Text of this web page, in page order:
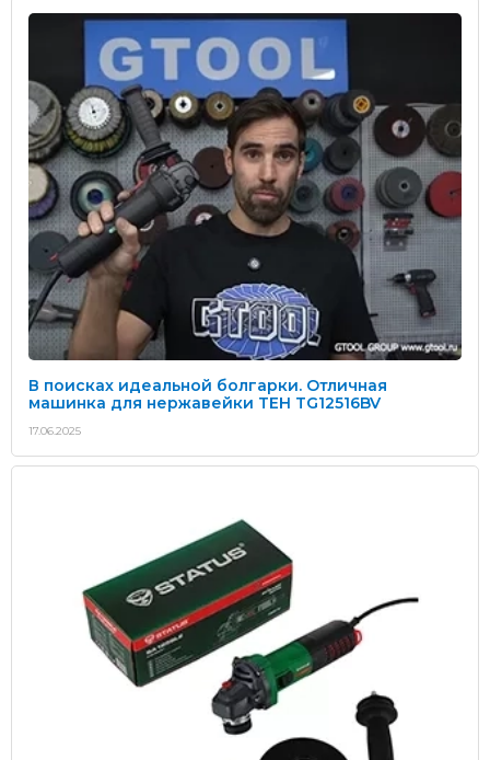
В поисках идеальной болгарки. Отличная
машинка для нержавейки TEH TG12516BV
17.06.2025